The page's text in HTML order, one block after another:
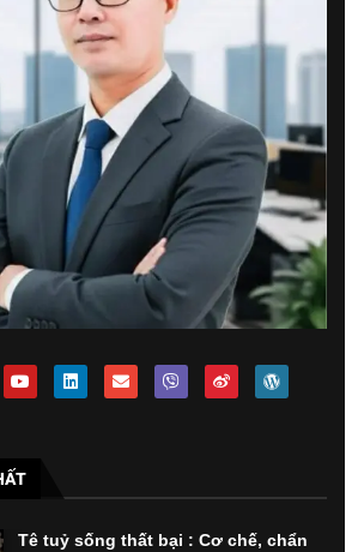
Tê tuỷ sống thất bại : Cơ chế, chẩn